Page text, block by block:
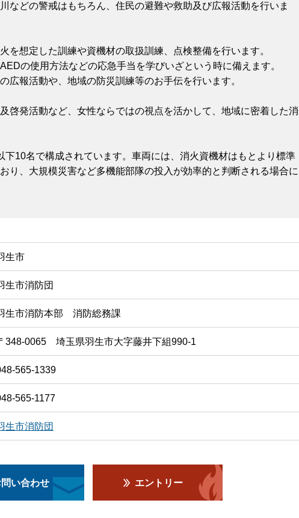
などの警戒はもちろん、住民の避難や救助及び広報活動を行いま
を想定した訓練や資機材の取扱訓練、点検整備を行います。
の使用方法などの応急手当を学びいざという時に備えます。
広報活動や、地域の防災訓練等のお手伝を行います。
啓発活動など、女性ならではの視点を活かして、地域に密着した消
下10名で構成されています。車両には、消火資機材はもとより標準
り、大規模災害など多機能部隊の投入が効率的と判断される場合に
生市
生市消防団
生市消防本部 消防総務課
348-0065 埼玉県羽生市大字藤井下組990-1
565-1339
565-1177
生市消防団
問い合わせ エントリー